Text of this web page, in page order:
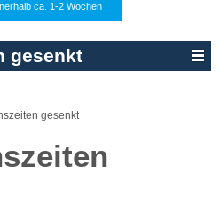
ca. 1-2 Wochen
gesenkt
gesenkt